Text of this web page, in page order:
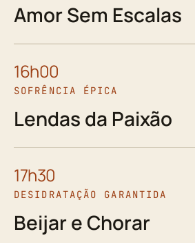
Amor Sem Escalas
16h00
SOFRÊNCIA ÉPICA
Lendas da Paixão
17h30
DESIDRATAÇÃO GARANTIDA
Beijar e Chorar